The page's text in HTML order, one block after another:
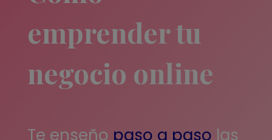
emprender tu
negocio online
Te enseño paso a paso las